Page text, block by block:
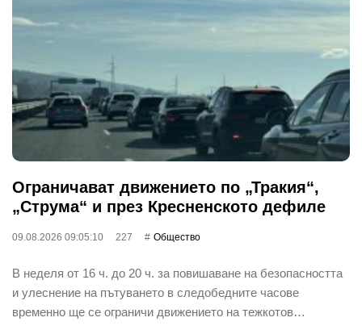
Ограничават движението по „Тракия“,
„Струма“ и през Кресненското дефиле
09.08.2026 09:05:10 227 Общество
В неделя от 16 ч. до 20 ч. за повишаване на безопасността
и улеснение на пътуването в следобедните часове
временно ще се ограничи движението на тежкотов…